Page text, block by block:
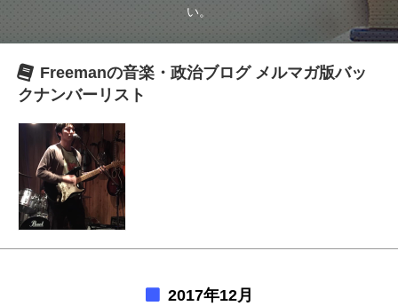
い。
Freemanの音楽・政治ブログ メルマガ版バッ
クナンバーリスト
2017年12月